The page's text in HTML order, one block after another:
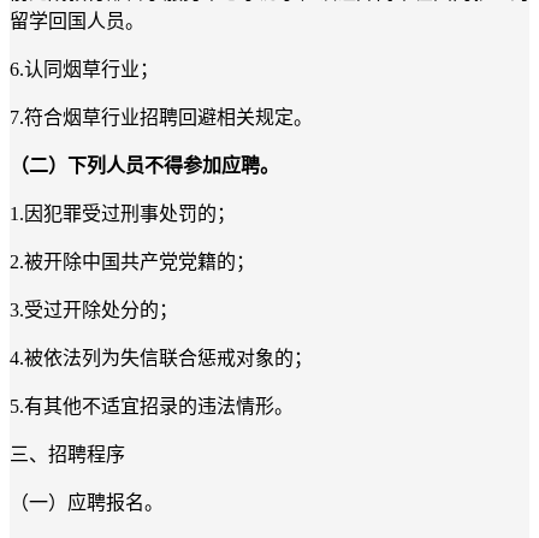
留学回国人员。
6.认同烟草行业；
7.符合烟草行业招聘回避相关规定。
（二）下列人员不得参加应聘。
1.因犯罪受过刑事处罚的；
2.被开除中国共产党党籍的；
3.受过开除处分的；
4.被依法列为失信联合惩戒对象的；
5.有其他不适宜招录的违法情形。
三、招聘程序
（一）应聘报名。